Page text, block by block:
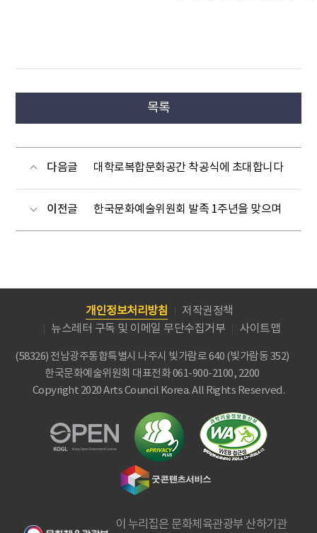
목록
다음글 대학로복합문화공간 착공식에 초대합니다
이전글 한국문화예술위원회 발족 1주년을 맞으며
개인정보처리방침
저작권정책
뉴스레터 구독 및 이메일 무단수집거부
사이트맵
(58326) 전남광주통합특별시 나주시 빛가람로 640 (빛가람동 352)
한국문화예술위원회 대표전화 061-900-2100, 2200
Copyright 2020 Arts Council Korea. All Rights Reserved.
이 누리집은 문화체육관광부 산하기관